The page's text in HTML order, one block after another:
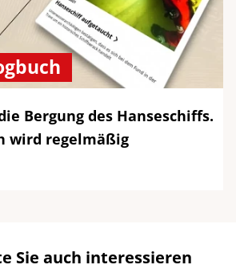
Bergung des Hanseschiffs.
wird regelmäßig
Sie auch interessieren